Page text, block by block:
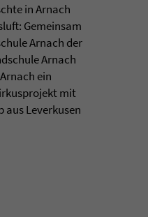
in Arnach
Gemeinsam
Arnach der
Arnach
ein
mit
aus Leverkusen